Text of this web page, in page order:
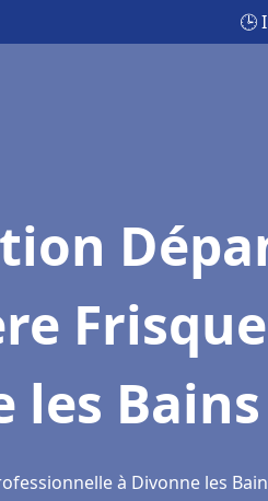
🕒
les Bains
à Divonne les